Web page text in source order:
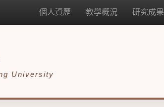
個人資歷 教學概況 研究成果
University